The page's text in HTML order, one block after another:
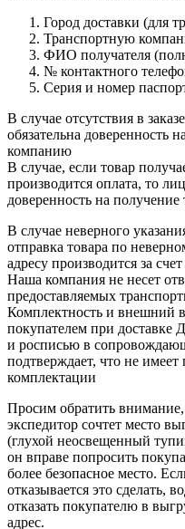
Город доставки (для
Транспортную
ФИО получателя
№ контактного
Серия и номер
В случае отсутствия в
обязательна доверенность
компанию
В случае, если товар
производится оплата, то
доверенность на
В случае неверного
отправка товара по
адресу производится за
Наша компания не несет
предоставляемых
Комплектность и внешний
покупателем при доставке
и росписью в
подтверждает, что не
комплектации
Просим обратить внимание,
экспедитор сочтет место
(глухой неосвещенный
он вправе попросить
более безопасное место.
отказывается это сделать,
отказать покупателю в
адрес.